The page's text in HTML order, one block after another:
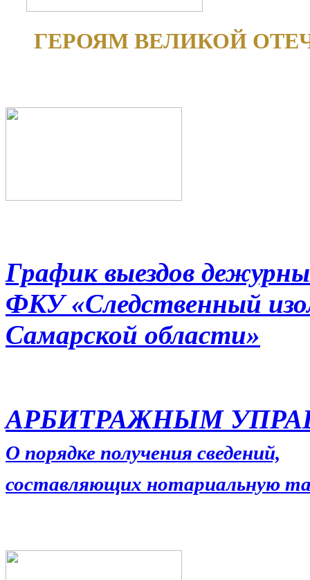
ГЕРОЯМ ВЕЛИКОЙ
График выездов
ФКУ «Следственный
Самарской области»
АРБИТРАЖНЫМ
О порядке получения сведений,
составляющих нотариальную